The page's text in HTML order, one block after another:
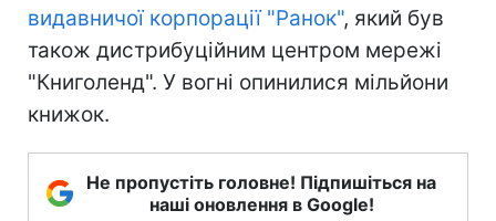
видавничої корпорації "Ранок", який був
також дистрибуційним центром мережі
"Книголенд". У вогні опинилися мільйони
книжок.
Не пропустіть головне! Підпишіться на
наші оновлення в Google!